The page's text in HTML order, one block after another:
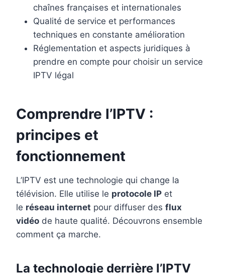
chaînes françaises et internationales
Qualité de service et performances
techniques en constante amélioration
Réglementation et aspects juridiques à
prendre en compte pour choisir un service
IPTV légal
Comprendre l’IPTV :
principes et
fonctionnement
L’IPTV est une technologie qui change la
télévision. Elle utilise le protocole IP et
le réseau internet pour diffuser des flux
vidéo de haute qualité. Découvrons ensemble
comment ça marche.
La technologie derrière l’IPTV